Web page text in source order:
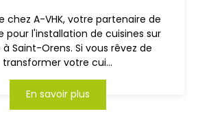
chez A-VHK, votre partenaire de
pour l'installation de cuisines sur
Saint-Orens. Si vous rêvez de
transformer votre cui...
En savoir plus